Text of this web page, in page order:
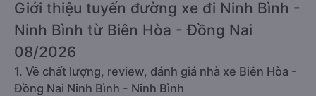
Giới thiệu tuyến đường xe đi Ninh Bình -
Ninh Bình từ Biên Hòa - Đồng Nai
08/2026
1. Về chất lượng, review, đánh giá nhà xe Biên Hòa -
Đồng Nai Ninh Bình - Ninh Bình